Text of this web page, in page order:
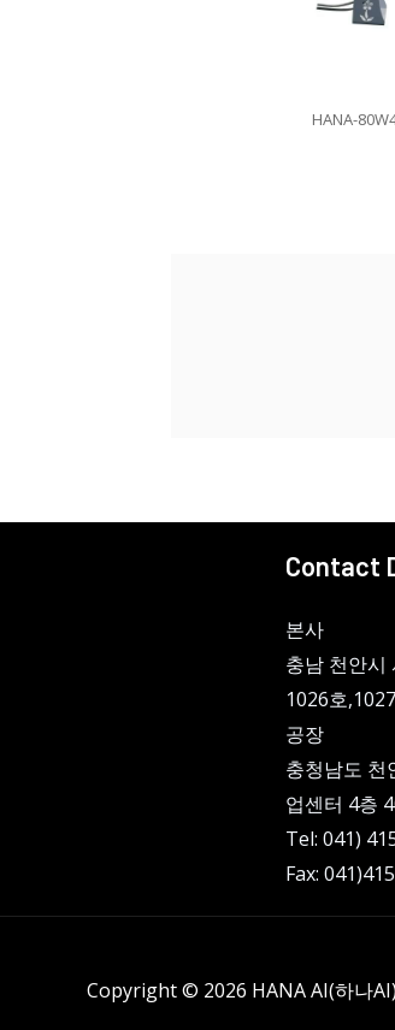
HANA-
Contact
본사
충남 천안시
1026호
공장
충청남도 천
업센터 4층
Tel: 041)
Fax:
Copyright © 2026 HANA AI(하나AI)